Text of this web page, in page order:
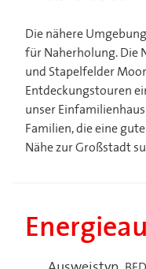
Die nähere
für Naherholung. Die
und Stapelfelder
Entdeckungstouren
unser
Familien, die eine
Nähe zur Großstadt